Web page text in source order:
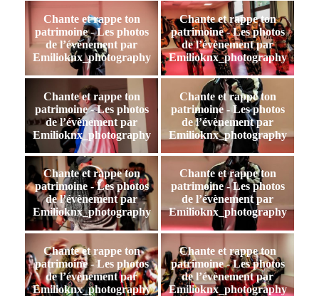
Chante et rappe ton
patrimoine - Les photos
de l’évènement par
Emilioknx_photography
Chante et rappe ton
patrimoine - Les photos
de l’évènement par
Emilioknx_photography
Chante et rappe ton
patrimoine - Les photos
de l’évènement par
Emilioknx_photography
Chante et rappe ton
patrimoine - Les photos
de l’évènement par
Emilioknx_photography
Chante et rappe ton
patrimoine - Les photos
de l’évènement par
Emilioknx_photography
Chante et rappe ton
patrimoine - Les photos
de l’évènement par
Emilioknx_photography
Chante et rappe ton
patrimoine - Les photos
de l’évènement par
Emilioknx_photography
Chante et rappe ton
patrimoine - Les photos
de l’évènement par
Emilioknx_photography